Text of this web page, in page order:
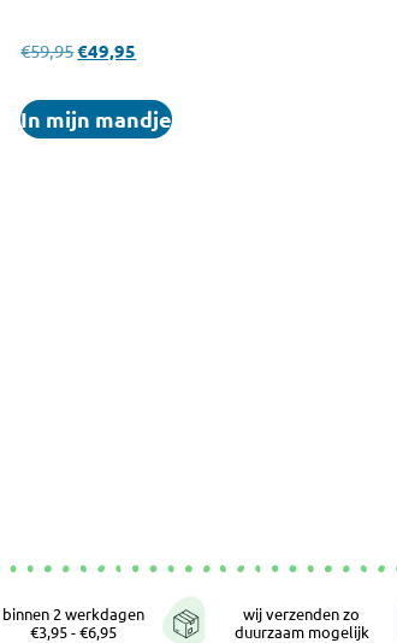
€59,95€49,95
In mijn mandje
binnen 2 werkdagen
€3,95 - €6,95
wij verzenden zo
duurzaam mogelijk